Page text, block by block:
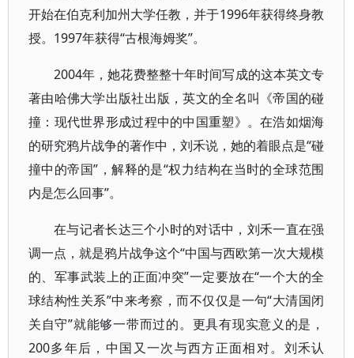
开始在伯克利加州大学任教，并于1996年获得终身教
授。1997年获得“古根海姆奖”。
2004年，她花费整整十年时间写成的这本英文专
著由哈佛大学出版社出版，英文的全名叫《帝国的碰
撞：现代世界形成过程中的中国重塑》。在浩如烟海
的研究鸦片战争的著作中，刘禾说，她的着眼点是“碰
撞中的帝国”，解释的是“权力结构在当时的全球范围
内是怎么回事”。
在与记者长达三个小时的对话中，刘禾一直在强
调一点，就是鸦片战争这个“中国与西欧第一次大规模
的、军事武装上的正面冲突”一定要放在“一个大的全
球结构性关系”中来考察，而不仅仅是一句“大清国闭
关自守”就能够一带而过的。更具有现实意义的是，
200多年后，中国又一次与西方正面相对。刘禾认